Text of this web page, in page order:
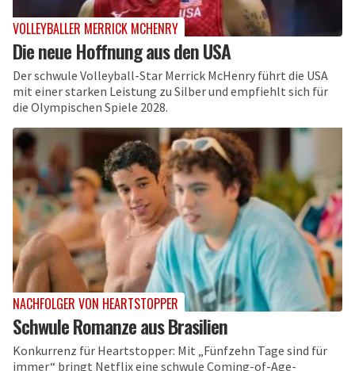
VOLLEYBALLER MERRICK MCHENRY
Die neue Hoffnung aus den USA
Der schwule Volleyball-Star Merrick McHenry führt die USA
mit einer starken Leistung zu Silber und empfiehlt sich für
die Olympischen Spiele 2028.
NACHFOLGER VON HEARTSTOPPER
Schwule Romanze aus Brasilien
Konkurrenz für Heartstopper: Mit „Fünfzehn Tage sind für
immer“ bringt Netflix eine schwule Coming-of-Age-